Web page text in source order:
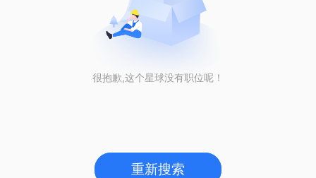
很抱歉,这个星球没有职位呢！
重新搜索